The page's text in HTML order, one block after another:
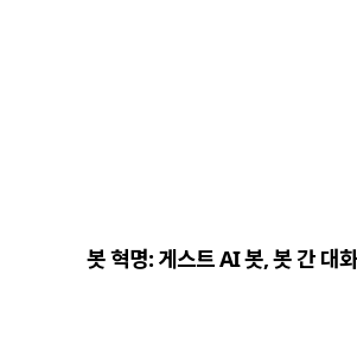
봇 혁명: 게스트 AI 봇, 봇 간 대